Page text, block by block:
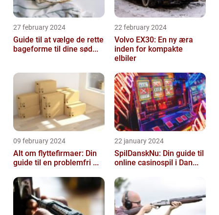
27 february 2024
Guide til at vælge de rette
bageforme til dine sød...
22 february 2024
Volvo EX30: En ny æra
inden for kompakte
elbiler
09 february 2024
Alt om flyttefirmaer: Din
guide til en problemfri ...
22 january 2024
SpilDanskNu: Din guide til
online casinospil i Dan...